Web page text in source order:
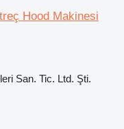
Hood Makinesi
San. Tic. Ltd. Şti.